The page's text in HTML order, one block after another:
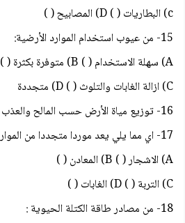
c) البطاريات ( ) D) المصابيح ( )
15- من عيوب استخدام الموارد الأرضية:
A) سهلة الاستخدام ( ) B) متوفرة بكثرة ( )
C) ازالة الغابات والتلوث ( ) D) متجددة
16- توزيع مياة الأرض حسب المالح والعذب :
17- اي مما يلي يعد موردا متجددا من الموارد الأرضية :
A) الاشجار ( ) B) المعادن ( )
C) التربة ( ) D) الغابات ( )
18- من مصادر طاقة الكتلة الحيوية :